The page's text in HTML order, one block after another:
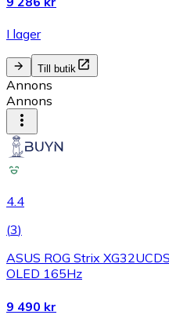
I lager
Till butik
Annons
Annons
4.4
(3)
ASUS ROG Strix
OLED 165Hz
9 490 kr